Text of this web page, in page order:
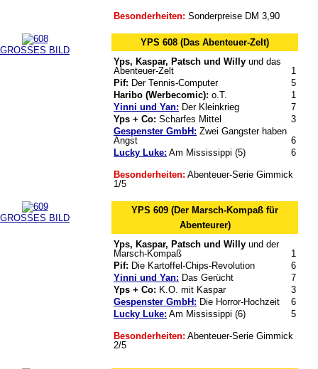
Besonderheiten: Sonderpreise DM 3,90
GROSSES BILD
YPS 608 (Das Abenteuer-Zelt)
Yps, Kaspar, Patsch und Willy und das
Abenteuer-Zelt
1
Pif: Der Tennis-Computer
5
Haribo (Werbecomic): o.T.
1
Yinni und Yan: Der Kleinkrieg
7
Yps + Co: Scharfes Mittel
3
Gespenster GmbH: Zwei Gangster haben
Angst
6
Lucky Luke: Am Mississippi (5) 6
Besonderheiten: Abenteuer-Serie Gimmick
1/5
GROSSES BILD
YPS 609 (Der Marsch-Kompaß für
Abenteurer)
Yps, Kaspar, Patsch und Willy und der
Marsch-Kompaß
1
Pif: Die Kartoffel-Chips-Revolution
6
Yinni und Yan: Das Gerücht
7
Yps + Co: K.O. mit Kaspar
3
Gespenster GmbH: Die Horror-Hochzeit
6
Lucky Luke: Am Mississippi (6) 5
Besonderheiten: Abenteuer-Serie Gimmick
2/5